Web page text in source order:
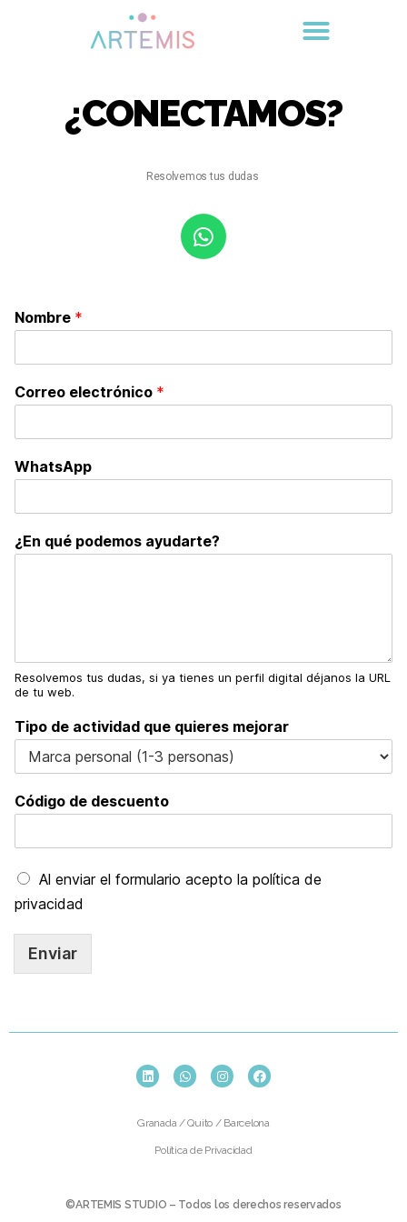
¿CONECTAMOS?
Resolvemos tus dudas
Nombre *
Correo electrónico *
WhatsApp
¿En qué podemos ayudarte?
Resolvemos tus dudas, si ya tienes un perfil digital déjanos la URL
de tu web.
Tipo de actividad que quieres mejorar
Código de descuento
Al enviar el formulario acepto la política de
privacidad
Enviar
Granada / Quito / Barcelona
Política de Privacidad
©ARTEMIS STUDIO – Todos los derechos reservados